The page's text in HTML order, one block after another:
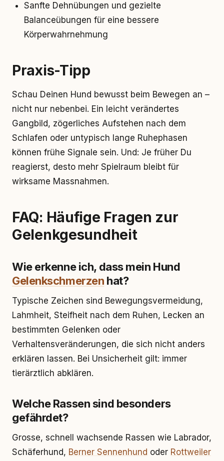
Sanfte Dehnübungen und gezielte
Balanceübungen für eine bessere
Körperwahrnehmung
Praxis-Tipp
Schau Deinen Hund bewusst beim Bewegen an –
nicht nur nebenbei. Ein leicht verändertes
Gangbild, zögerliches Aufstehen nach dem
Schlafen oder untypisch lange Ruhephasen
können frühe Signale sein. Und: Je früher Du
reagierst, desto mehr Spielraum bleibt für
wirksame Massnahmen.
FAQ: Häufige Fragen zur
Gelenkgesundheit
Wie erkenne ich, dass mein Hund
Gelenkschmerzen hat?
Typische Zeichen sind Bewegungsvermeidung,
Lahmheit, Steifheit nach dem Ruhen, Lecken an
bestimmten Gelenken oder
Verhaltensveränderungen, die sich nicht anders
erklären lassen. Bei Unsicherheit gilt: immer
tierärztlich abklären.
Welche Rassen sind besonders
gefährdet?
Grosse, schnell wachsende Rassen wie Labrador,
Schäferhund, Berner Sennenhund oder Rottweiler